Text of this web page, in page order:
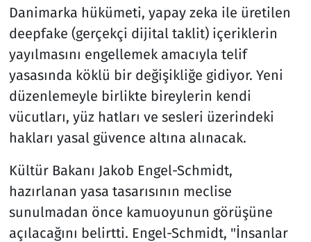
Danimarka hükümeti, yapay zeka ile üretilen
deepfake (gerçekçi dijital taklit) içeriklerin
yayılmasını engellemek amacıyla telif
yasasında köklü bir değişikliğe gidiyor. Yeni
düzenlemeyle birlikte bireylerin kendi
vücutları, yüz hatları ve sesleri üzerindeki
hakları yasal güvence altına alınacak.
Kültür Bakanı Jakob Engel-Schmidt,
hazırlanan yasa tasarısının meclise
sunulmadan önce kamuoyunun görüşüne
açılacağını belirtti. Engel-Schmidt, "İnsanlar
Teknoloji ve Bilim
Televizyon